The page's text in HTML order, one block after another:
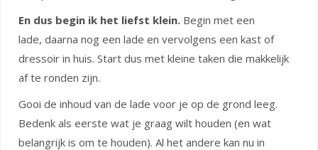
En dus begin ik het liefst klein. Begin met een
lade, daarna nog een lade en vervolgens een kast of
dressoir in huis. Start dus met kleine taken die makkelijk
af te ronden zijn.
Gooi de inhoud van de lade voor je op de grond leeg.
Bedenk als eerste wat je graag wilt houden (en wat
belangrijk is om te houden). Al het andere kan nu in